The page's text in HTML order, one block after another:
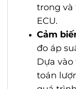
trong và
ECU.
Cảm
đo áp
Dựa vào
toán